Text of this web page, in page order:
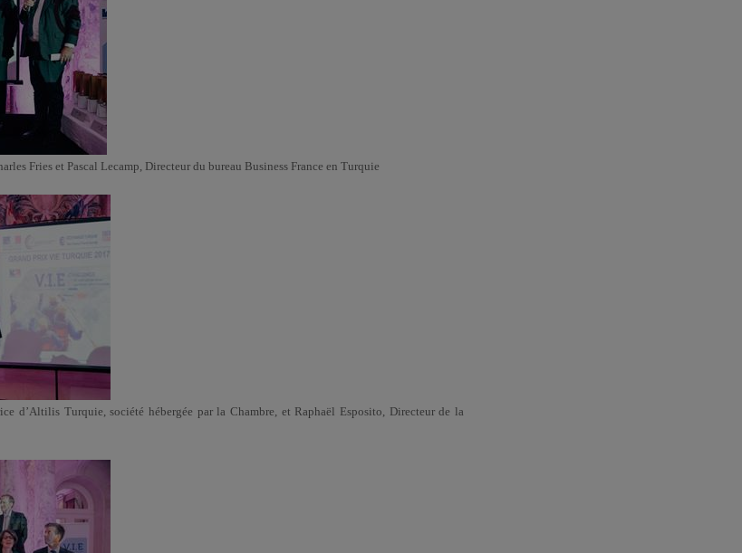
Fries et Pascal Lecamp, Directeur du bureau Business France en Turquie
d’Altilis Turquie, société hébergée par la Chambre, et Raphaël Esposito, Directeur de la